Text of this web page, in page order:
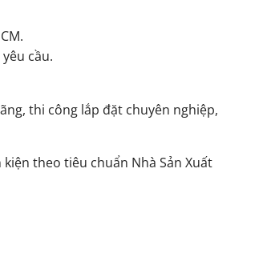
cầu.
thi công lắp đặt chuyên nghiệp,
theo tiêu chuẩn Nhà Sản Xuất